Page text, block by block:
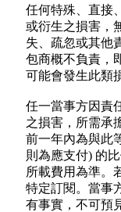
任何特殊、直接
或衍生之損害，
失、疏忽或其他
包商概不負責，
可能會發生此類
任一當事方因責
之損害，所需承
前一年內為與此
則為應支付) 的
所載費用為準。
特定訂閱。當事
有事實，不可預